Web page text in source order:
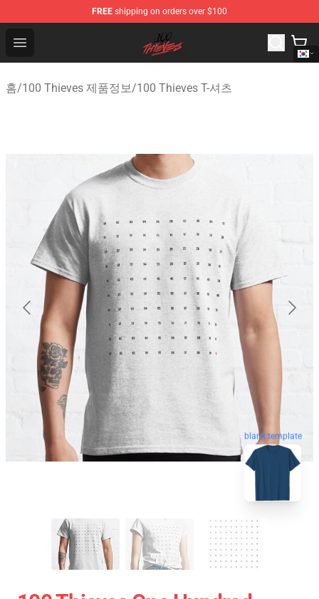
FREE shipping on orders over $100
Open menu
100 Thieves Shop - Official 100 Thieves Merchandise
홈/100 Thieves 제품정보/100 Thieves T-셔츠
blank template